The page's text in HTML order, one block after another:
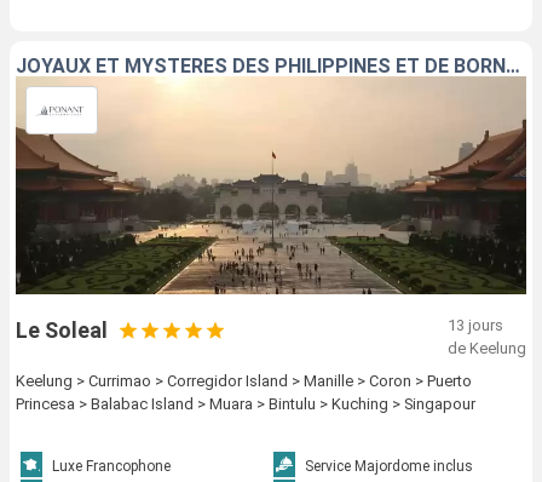
JOYAUX ET MYSTÈRES DES PHILIPPINES ET DE BORNÉO
Le Soleal
13 jours
de Keelung
Keelung > Currimao > Corregidor Island > Manille > Coron > Puerto
Princesa > Balabac Island > Muara > Bintulu > Kuching > Singapour
Luxe Francophone
Service Majordome inclus